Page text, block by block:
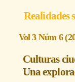
Realidades
Vol 3 Núm 6
Culturas
Una